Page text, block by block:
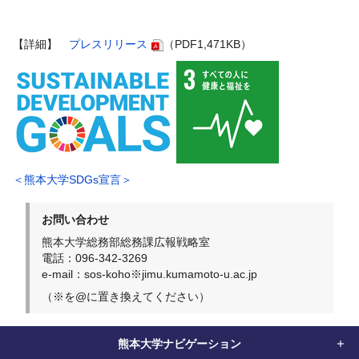
【詳細】 プレスリリース （PDF1,471KB）
＜熊本大学SDGs宣言＞
お問い合わせ
熊本大学総務部総務課広報戦略室
電話：096-342-3269
e-mail：sos-koho※jimu.kumamoto-u.ac.jp
（※を@に置き換えてください）
熊本大学ナビゲーション